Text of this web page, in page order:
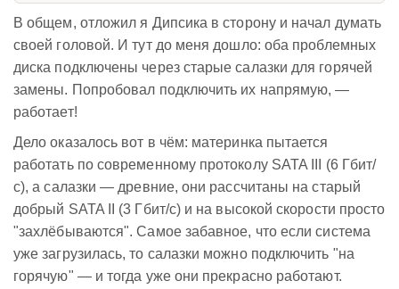
В общем, отложил я Дипсика в сторону и начал думать
своей головой. И тут до меня дошло: оба проблемных
диска подключены через старые салазки для горячей
замены. Попробовал подключить их напрямую, —
работает!
Дело оказалось вот в чём: материнка пытается
работать по современному протоколу SATA III (6 Гбит/
с), а салазки — древние, они рассчитаны на старый
добрый SATA II (3 Гбит/с) и на высокой скорости просто
"захлёбываются". Самое забавное, что если система
уже загрузилась, то салазки можно подключить "на
горячую" — и тогда уже они прекрасно работают.